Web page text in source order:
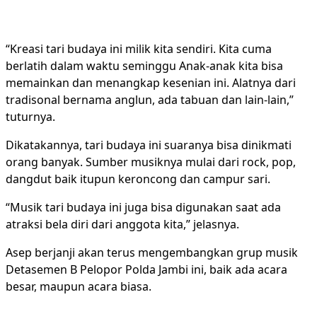
“Kreasi tari budaya ini milik kita sendiri. Kita cuma
berlatih dalam waktu seminggu Anak-anak kita bisa
memainkan dan menangkap kesenian ini. Alatnya dari
tradisonal bernama anglun, ada tabuan dan lain-lain,”
tuturnya.
Dikatakannya, tari budaya ini suaranya bisa dinikmati
orang banyak. Sumber musiknya mulai dari rock, pop,
dangdut baik itupun keroncong dan campur sari.
“Musik tari budaya ini juga bisa digunakan saat ada
atraksi bela diri dari anggota kita,” jelasnya.
Asep berjanji akan terus mengembangkan grup musik
Detasemen B Pelopor Polda Jambi ini, baik ada acara
besar, maupun acara biasa.